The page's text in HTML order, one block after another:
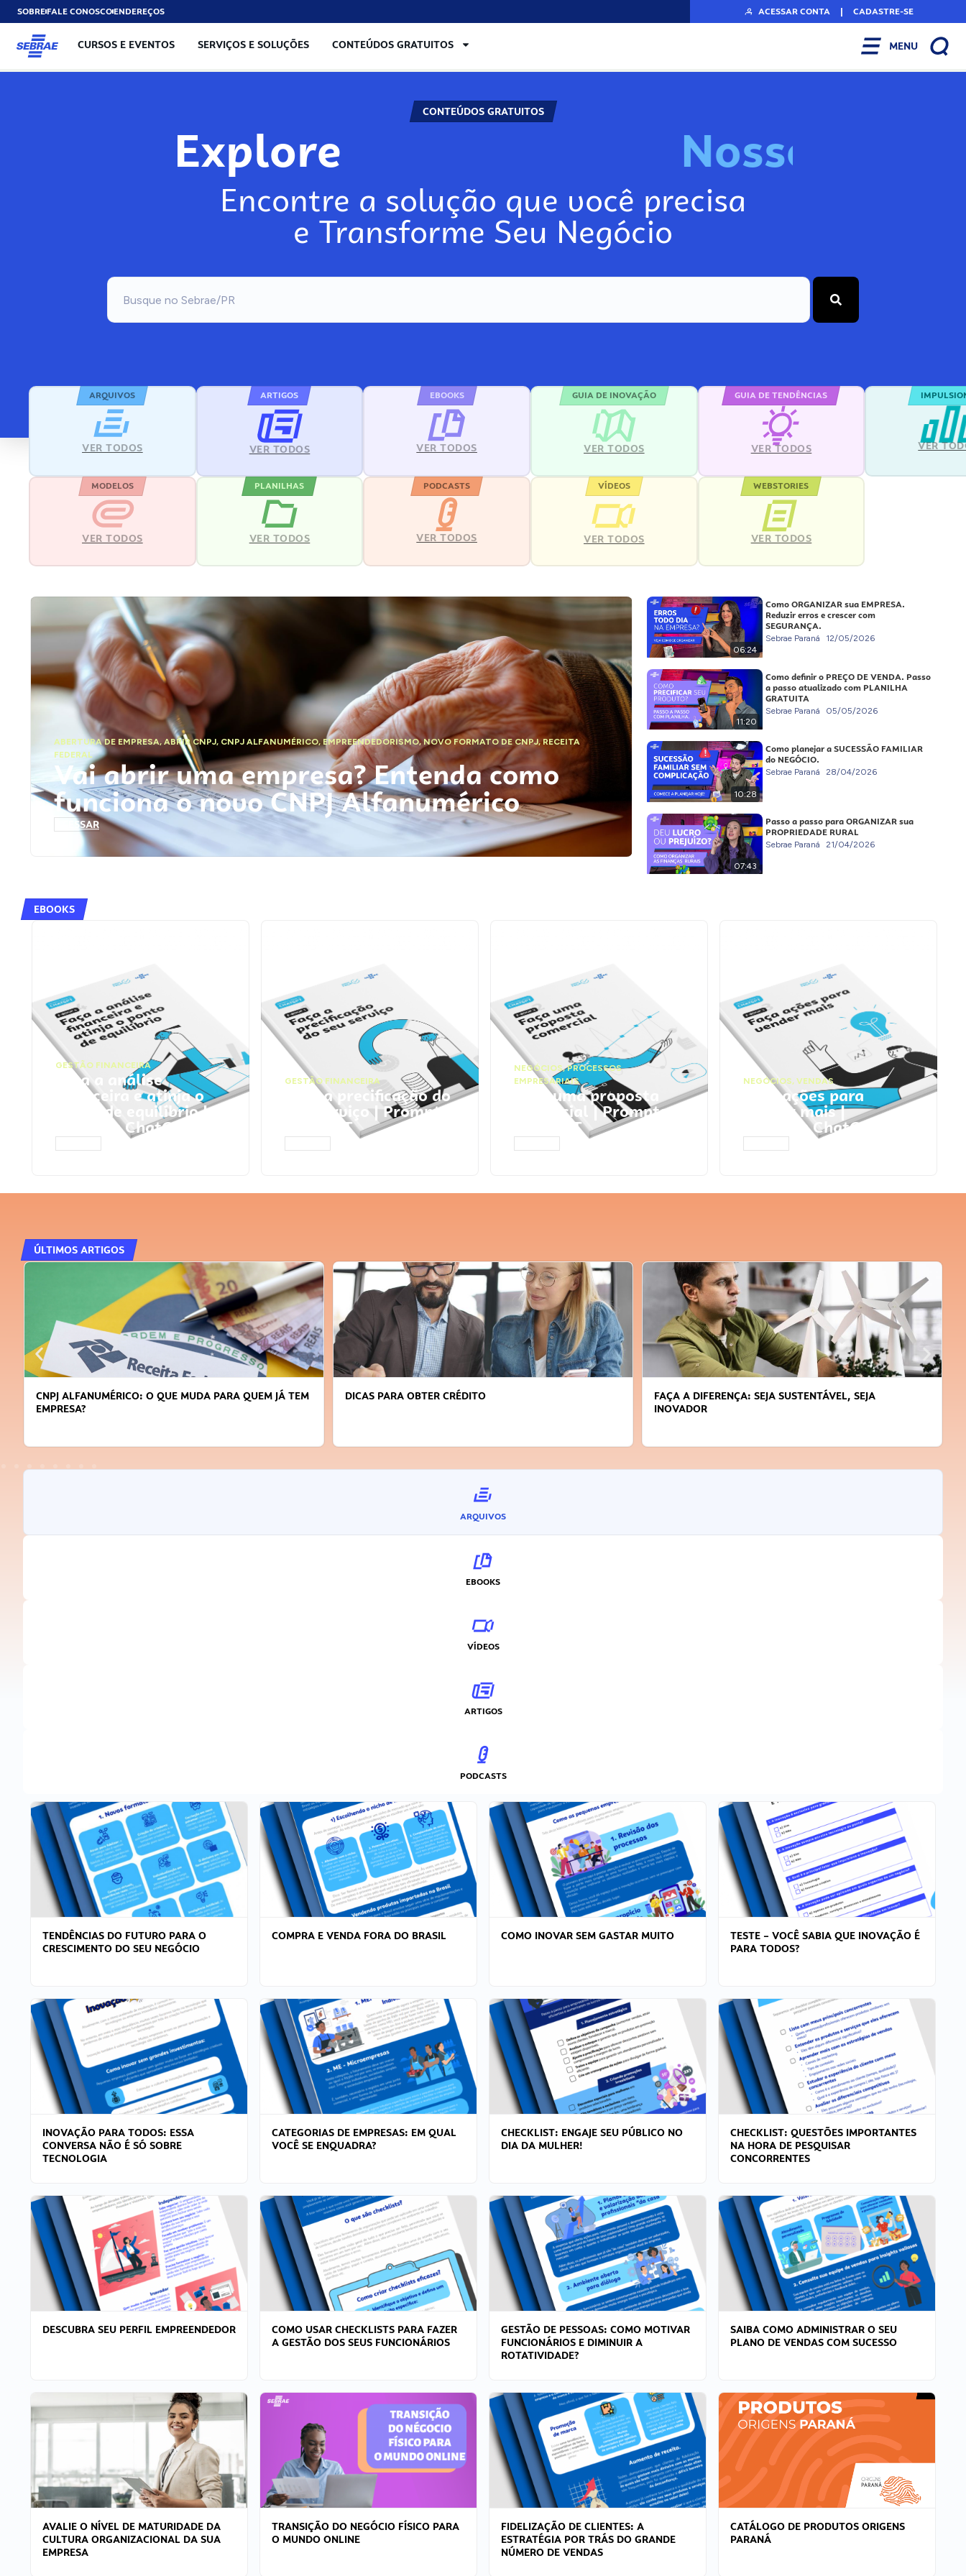
SOBREFALE CONOSCOENDEREÇOS ACESSAR CONTA | CADASTRE-SE
CURSOS E EVENTOS SERVIÇOS E SOLUÇÕES CONTEÚDOS GRATUITOS MENU
CONTEÚDOS GRATUITOS
Explore No
Encontre a solução que você precisa
e Transforme Seu Negócio
ARQUIVOS
VER TODOS
ARTIGOS
VER TODOS
EBOOKS
VER TODOS
GUIA DE INOVAÇÃO
VER TODOS
GUIA DE TENDÊNCIAS
VER TODOS VER
MODELOS
VER TODOS
PLANILHAS
VER TODOS
PODCASTS
VER TODOS
VÍDEOS
VER TODOS
WEBSTORIES
VER TODOS
ABERTURA DE EMPRESA,ABRIR CNPJ, CNPJ ALFANUMÉRICO, EMPREENDEDORISMO,NOVO FORMATO DE CNPJ,RECEITA
FEDERAL
Vai abrir uma empresa? Entenda como
funciona o novo CNPJ Alfanumérico
ACESSAR
06:24
Como ORGANIZAR sua EMPRESA.
Reduzir erros e crescer com
SEGURANÇA.
Sebrae Paraná 12/05/2026
11:20
Como definir o PREÇO DE VENDA. Passo
a passo atualizado com PLANILHA
GRATUITA
Sebrae Paraná 05/05/2026
10:28
Como planejar a SUCESSÃO FAMILIAR
do NEGÓCIO.
Sebrae Paraná 28/04/2026
07:43
Passo a passo para ORGANIZAR sua
PROPRIEDADE RURAL
Sebrae Paraná 21/04/2026
EBOOKS
GESTÃO FINANCEIRA
Faça a análise
financeira e atinja o
ponto de equilíbrio |
Prompts ChatGPT
GESTÃO FINANCEIRA
Faça a precificação do
seu serviço | Prompts
ChatGPT
NEGÓCIOS,PROCESSOS
EMPRESARIAIS
Faça uma proposta
comercial | Prompts
ChatGPT
NEGÓCIOS, VENDAS
Faça ações para
vender mais |
Prompts ChatGPT
ÚLTIMOS ARTIGOS
QUEM JÁ TEM DICAS PARA OBTER CRÉDITO
FAÇA A DIFERENÇA: SEJA SUSTENTÁVEL, SEJA
APRENDA A GERENCIAR O SEU TEMPO
ARQUIVOS
EBOOKS
VÍDEOS
ARTIGOS
PODCASTS
TENDÊNCIAS DO FUTURO PARA O
CRESCIMENTO DO SEU NEGÓCIO
COMPRA E VENDA FORA DO BRASIL COMO INOVAR SEM GASTAR MUITO
TESTE – VOCÊ SABIA QUE INOVAÇÃO É
PARA TODOS?
INOVAÇÃO PARA TODOS: ESSA
CONVERSA NÃO É SÓ SOBRE
TECNOLOGIA
CATEGORIAS DE EMPRESAS: EM QUAL
VOCÊ SE ENQUADRA?
CHECKLIST: ENGAJE SEU PÚBLICO NO
DIA DA MULHER!
CHECKLIST: QUESTÕES IMPORTANTES
NA HORA DE PESQUISAR
CONCORRENTES
DESCUBRA SEU PERFIL EMPREENDEDOR
COMO USAR CHECKLISTS PARA FAZER
A GESTÃO DOS SEUS FUNCIONÁRIOS
GESTÃO DE PESSOAS: COMO MOTIVAR
FUNCIONÁRIOS E DIMINUIR A
ROTATIVIDADE?
SAIBA COMO ADMINISTRAR O SEU
PLANO DE VENDAS COM SUCESSO
AVALIE O NÍVEL DE MATURIDADE DA
CULTURA ORGANIZACIONAL DA SUA
EMPRESA
TRANSIÇÃO DO NEGÓCIO FÍSICO PARA
O MUNDO ONLINE
FIDELIZAÇÃO DE CLIENTES: A
ESTRATÉGIA POR TRÁS DO GRANDE
NÚMERO DE VENDAS
CATÁLOGO DE PRODUTOS ORIGENS
PARANÁ